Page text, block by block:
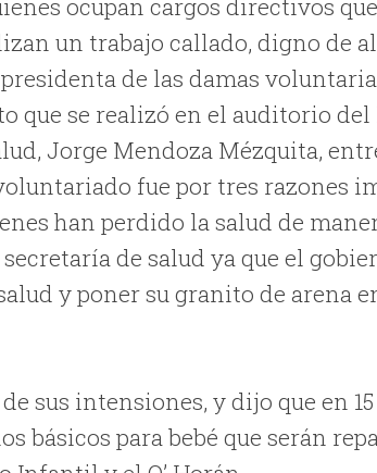
ocupan cargos directivos
un trabajo callado, digno de
de las damas
que se realizó en el auditorio del
Jorge Mendoza Mézquita,
fue por tres razones
han perdido la salud de
de salud ya que el
y poner su granito de arena
sus intensiones, y dijo que en
básicos para bebé que serán